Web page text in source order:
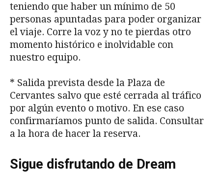
teniendo que haber un mínimo de 50
personas apuntadas para poder organizar
el viaje. Corre la voz y no te pierdas otro
momento histórico e inolvidable con
nuestro equipo.
* Salida prevista desde la Plaza de
Cervantes salvo que esté cerrada al tráfico
por algún evento o motivo. En ese caso
confirmaríamos punto de salida. Consultar
a la hora de hacer la reserva.
Sigue disfrutando de Dream